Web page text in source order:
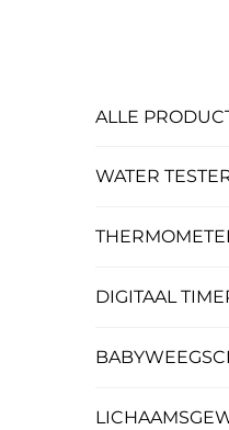
ALLE
WATER
DIGITAAL